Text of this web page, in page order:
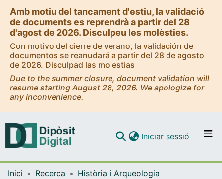
Amb motiu del tancament d'estiu, la validació
de documents es reprendrà a partir del 28
d'agost de 2026. Disculpeu les molèsties.
Con motivo del cierre de verano, la validación de
documentos se reanudará a partir del 28 de agosto
de 2026. Disculpad las molestias
Due to the summer closure, document validation will
resume starting August 28, 2026. We apologize for
any inconvenience.
Navega per tot el DD
Iniciar sessió (current)
Inici Recerca
Història i Arqueologia